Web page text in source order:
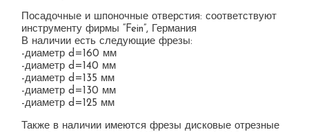
Посадочные и шпоночные отверстия: соответствуют
инструменту фирмы “Fein”, Германия
В наличии есть следующие фрезы:
-диаметр d=160 мм
-диаметр d=140 мм
-диаметр d=135 мм
-диаметр d=130 мм
-диаметр d=125 мм
Также в наличии имеются фрезы дисковые отрезные